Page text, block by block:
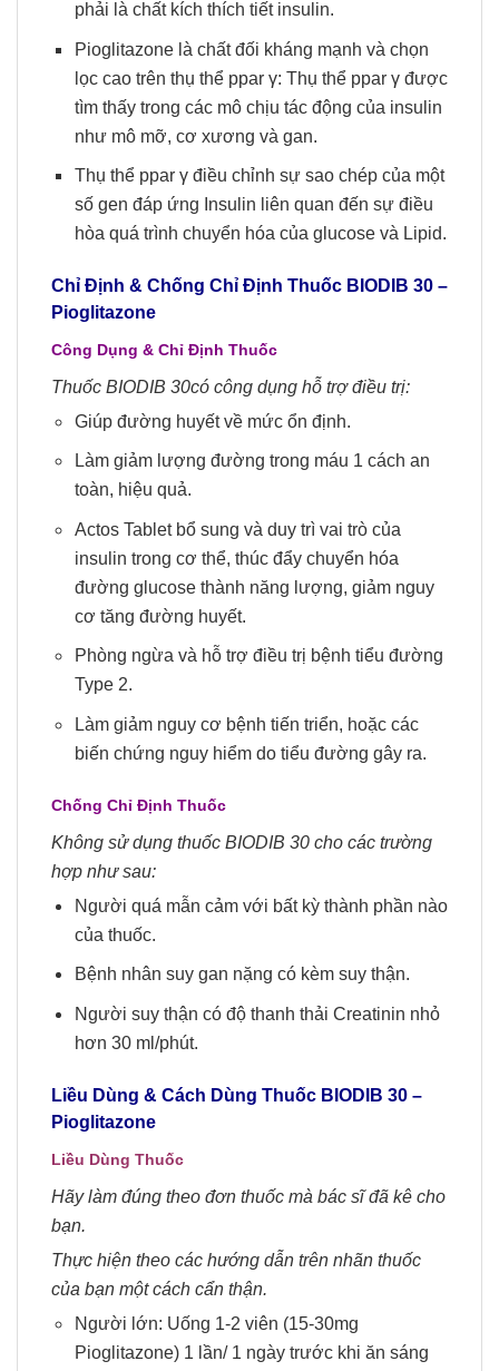
phải là chất kích thích tiết insulin.
Pioglitazone là chất đối kháng mạnh và chọn
lọc cao trên thụ thể ppar γ: Thụ thể ppar γ được
tìm thấy trong các mô chịu tác động của insulin
như mô mỡ, cơ xương và gan.
Thụ thể ppar γ điều chỉnh sự sao chép của một
số gen đáp ứng Insulin liên quan đến sự điều
hòa quá trình chuyển hóa của glucose và Lipid.
Chỉ Định & Chống Chỉ Định Thuốc BIODIB 30 –
Pioglitazone
Công Dụng & Chỉ Định Thuốc
Thuốc BIODIB 30có công dụng hỗ trợ điều trị:
Giúp đường huyết về mức ổn định.
Làm giảm lượng đường trong máu 1 cách an
toàn, hiệu quả.
Actos Tablet bổ sung và duy trì vai trò của
insulin trong cơ thể, thúc đẩy chuyển hóa
đường glucose thành năng lượng, giảm nguy
cơ tăng đường huyết.
Phòng ngừa và hỗ trợ điều trị bệnh tiểu đường
Type 2.
Làm giảm nguy cơ bệnh tiến triển, hoặc các
biến chứng nguy hiểm do tiểu đường gây ra.
Chống Chỉ Định Thuốc
Không sử dụng thuốc BIODIB 30 cho các trường
hợp như sau:
Người quá mẫn cảm với bất kỳ thành phần nào
của thuốc.
Bệnh nhân suy gan nặng có kèm suy thận.
Người suy thận có độ thanh thải Creatinin nhỏ
hơn 30 ml/phút.
Liều Dùng & Cách Dùng Thuốc BIODIB 30 –
Pioglitazone
Liều Dùng Thuốc
Hãy làm đúng theo đơn thuốc mà bác sĩ đã kê cho
bạn.
Thực hiện theo các hướng dẫn trên nhãn thuốc
của bạn một cách cẩn thận.
Người lớn: Uống 1-2 viên (15-30mg
Pioglitazone) 1 lần/ 1 ngày trước khi ăn sáng